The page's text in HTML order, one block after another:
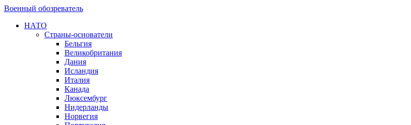
Военный обозреватель
НАТО
Страны-основатели
Бельгия
Великобритания
Дания
Исландия
Италия
Канада
Люксембург
Нидерланды
Норвегия